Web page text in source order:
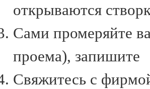
открываются
Сами промеряйте
проема), запишите
Свяжитесь с